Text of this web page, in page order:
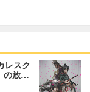
レスク
の放…